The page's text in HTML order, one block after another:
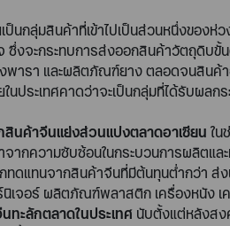
ป็นกลุ่มสินค้าที่เข้าไปเป็นส่วนหนึ่งของ
งจะกระทบการส่งออกสินค้าวัตถุดิบขั้น
พารา และผลิตภัณฑ์ยาง ตลอดจนสิน
ระเทศคาดว่าจะเป็นกลุ่มที่ได้รับผลก
นค้าจีนแย่งส่วนแบ่งตลาดอาเซียน ใน
ากความซับซ้อนในกระบวนการผลิตแ
ทดแทนจากสินค้าจีนที่มีต้นทุนต่ำกว่า ส่
นิเจอร์ ผลิตภัณฑ์พลาสติก เครื่องหนัง
ะลักตลาดในประเทศ นับตั้งแต่หลังสง